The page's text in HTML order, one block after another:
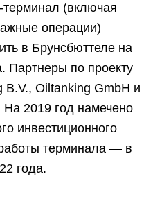
(включая
операции)
в Брунсбюттеле на
Партнеры по проекту
Oiltanking GmbH и
На 2019 год намечено
инвестиционного
терминала — в
года.